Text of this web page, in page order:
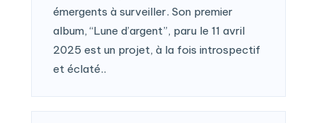
émergents à surveiller. Son premier
album, “Lune d’argent”, paru le 11 avril
2025 est un projet, à la fois introspectif
et éclaté..